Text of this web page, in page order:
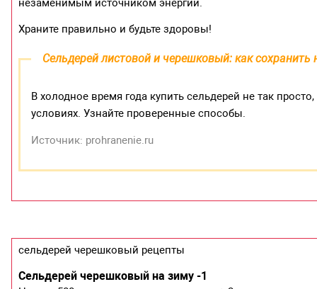
незаменимым источником энергии.
Храните правильно и будьте здоровы!
Сельдерей листовой и черешковый: как
В холодное время года купить сельдерей не так
условиях. Узнайте проверенные способы.
Источник: prohranenie.ru
сельдерей черешковый рецепты
Сельдерей черешковый на зиму -1